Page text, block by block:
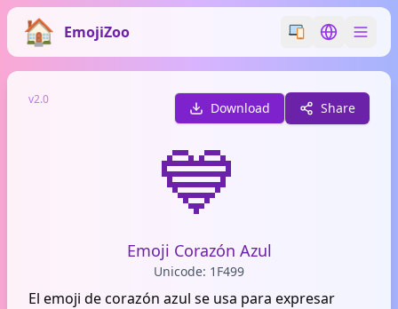
EmojiZoo Switch emoji
Switch
v2.0
Download Share
💙
Emoji Corazón Azul
Unicode: 1F499
El emoji de corazón azul se usa para expresar